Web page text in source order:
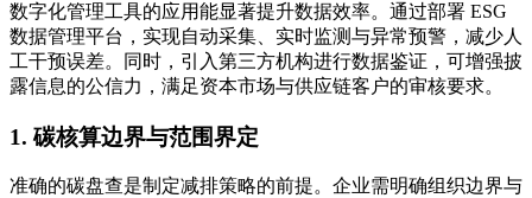
数字化管理工具的应用能显著提升数据效率。通过部署 ESG
数据管理平台，实现自动采集、实时监测与异常预警，减少人
工干预误差。同时，引入第三方机构进行数据鉴证，可增强披
露信息的公信力，满足资本市场与供应链客户的审核要求。
1. 碳核算边界与范围界定
准确的碳盘查是制定减排策略的前提。企业需明确组织边界与